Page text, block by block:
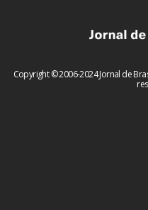
compensação pelos danos
A proposta inicial dos EUA,
Copyright © 2006-2024 Jornal de